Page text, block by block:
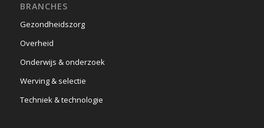
BRANCHES
Gezondheidszorg
Overheid
Onderwijs & onderzoek
Werving & selectie
Techniek & technologie